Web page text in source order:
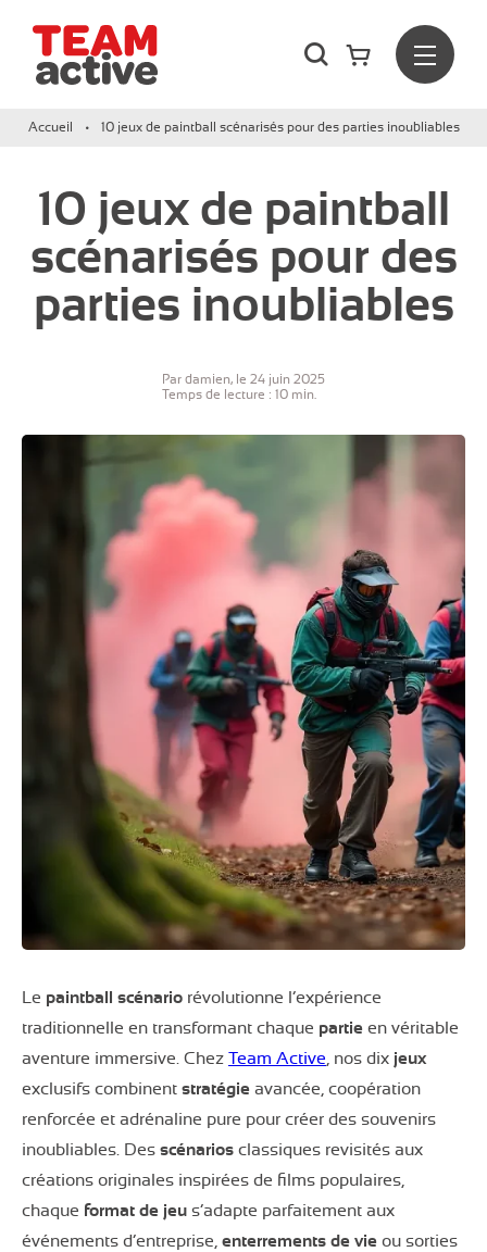
Rechercher
Menu
Accueil 10 jeux de paintball scénarisés pour des parties inoubliables
10 jeux de paintball
scénarisés pour des
parties inoubliables
Par damien, le 24 juin 2025
Temps de lecture : 10 min.
Le paintball scénario révolutionne l’expérience
traditionnelle en transformant chaque partie en véritable
aventure immersive. Chez Team Active, nos dix jeux
exclusifs combinent stratégie avancée, coopération
renforcée et adrénaline pure pour créer des souvenirs
inoubliables. Des scénarios classiques revisités aux
créations originales inspirées de films populaires,
chaque format de jeu s’adapte parfaitement aux
événements d’entreprise, enterrements de vie ou sorties